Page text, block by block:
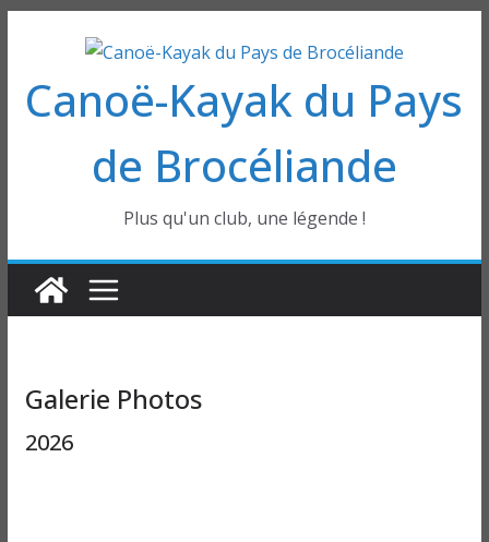
contenu
Canoë-Kayak du Pays
de Brocéliande
Plus qu'un club, une légende !
Galerie Photos
2026